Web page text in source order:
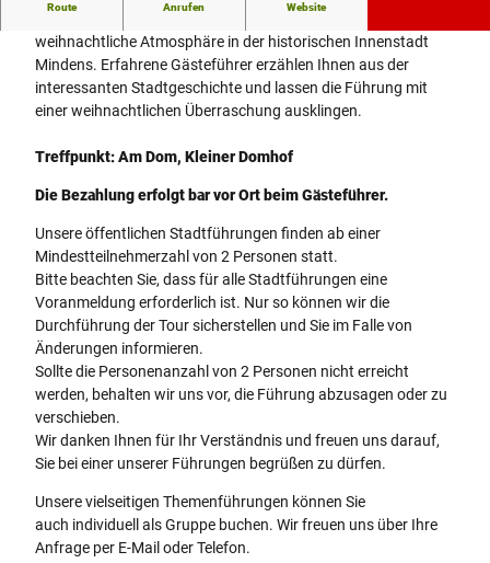
Route Anrufen Website
weihnachtliche Atmosphäre in der historischen Innenstadt
Mindens. Erfahrene Gästeführer erzählen Ihnen aus der
interessanten Stadtgeschichte und lassen die Führung mit
einer weihnachtlichen Überraschung ausklingen.
Treffpunkt: Am Dom, Kleiner Domhof
Die Bezahlung erfolgt bar vor Ort beim Gästeführer.
Unsere öffentlichen Stadtführungen finden ab einer
Mindestteilnehmerzahl von 2 Personen statt.
Bitte beachten Sie, dass für alle Stadtführungen eine
Voranmeldung erforderlich ist. Nur so können wir die
Durchführung der Tour sicherstellen und Sie im Falle von
Änderungen informieren.
Sollte die Personenanzahl von 2 Personen nicht erreicht
werden, behalten wir uns vor, die Führung abzusagen oder zu
verschieben.
Wir danken Ihnen für Ihr Verständnis und freuen uns darauf,
Sie bei einer unserer Führungen begrüßen zu dürfen.
Unsere vielseitigen Themenführungen können Sie
auch individuell als Gruppe buchen. Wir freuen uns über Ihre
Anfrage per E-Mail oder Telefon.